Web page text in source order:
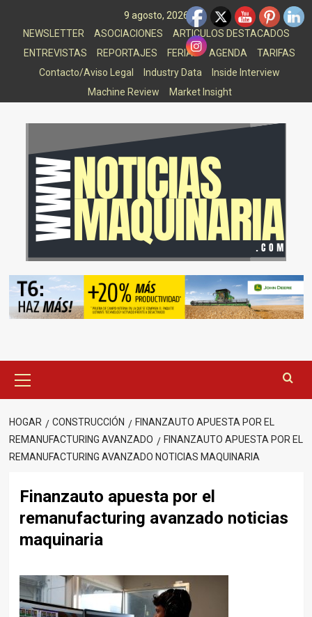
9 agosto, 2026
NEWSLETTER
ASOCIACIONES
ARTICULOS DESTACADOS
ENTREVISTAS
REPORTAJES FERIAS AGENDA
TARIFAS
Contacto/Aviso Legal
Industry Data
Inside Interview
Machine Review
Market Insight
principal
HOGAR CONSTRUCCIÓN
FINANZAUTO APUESTA POR EL
REMANUFACTURING AVANZADO
FINANZAUTO APUESTA POR EL
REMANUFACTURING AVANZADO NOTICIAS MAQUINARIA
Finanzauto apuesta por el
remanufacturing avanzado noticias
maquinaria